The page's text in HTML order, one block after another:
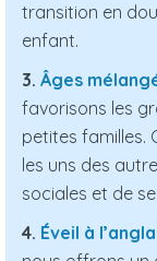
transition en
enfant.
3. Âges
favorisons les
petites familles.
les uns des
sociales et de
4. Éveil à